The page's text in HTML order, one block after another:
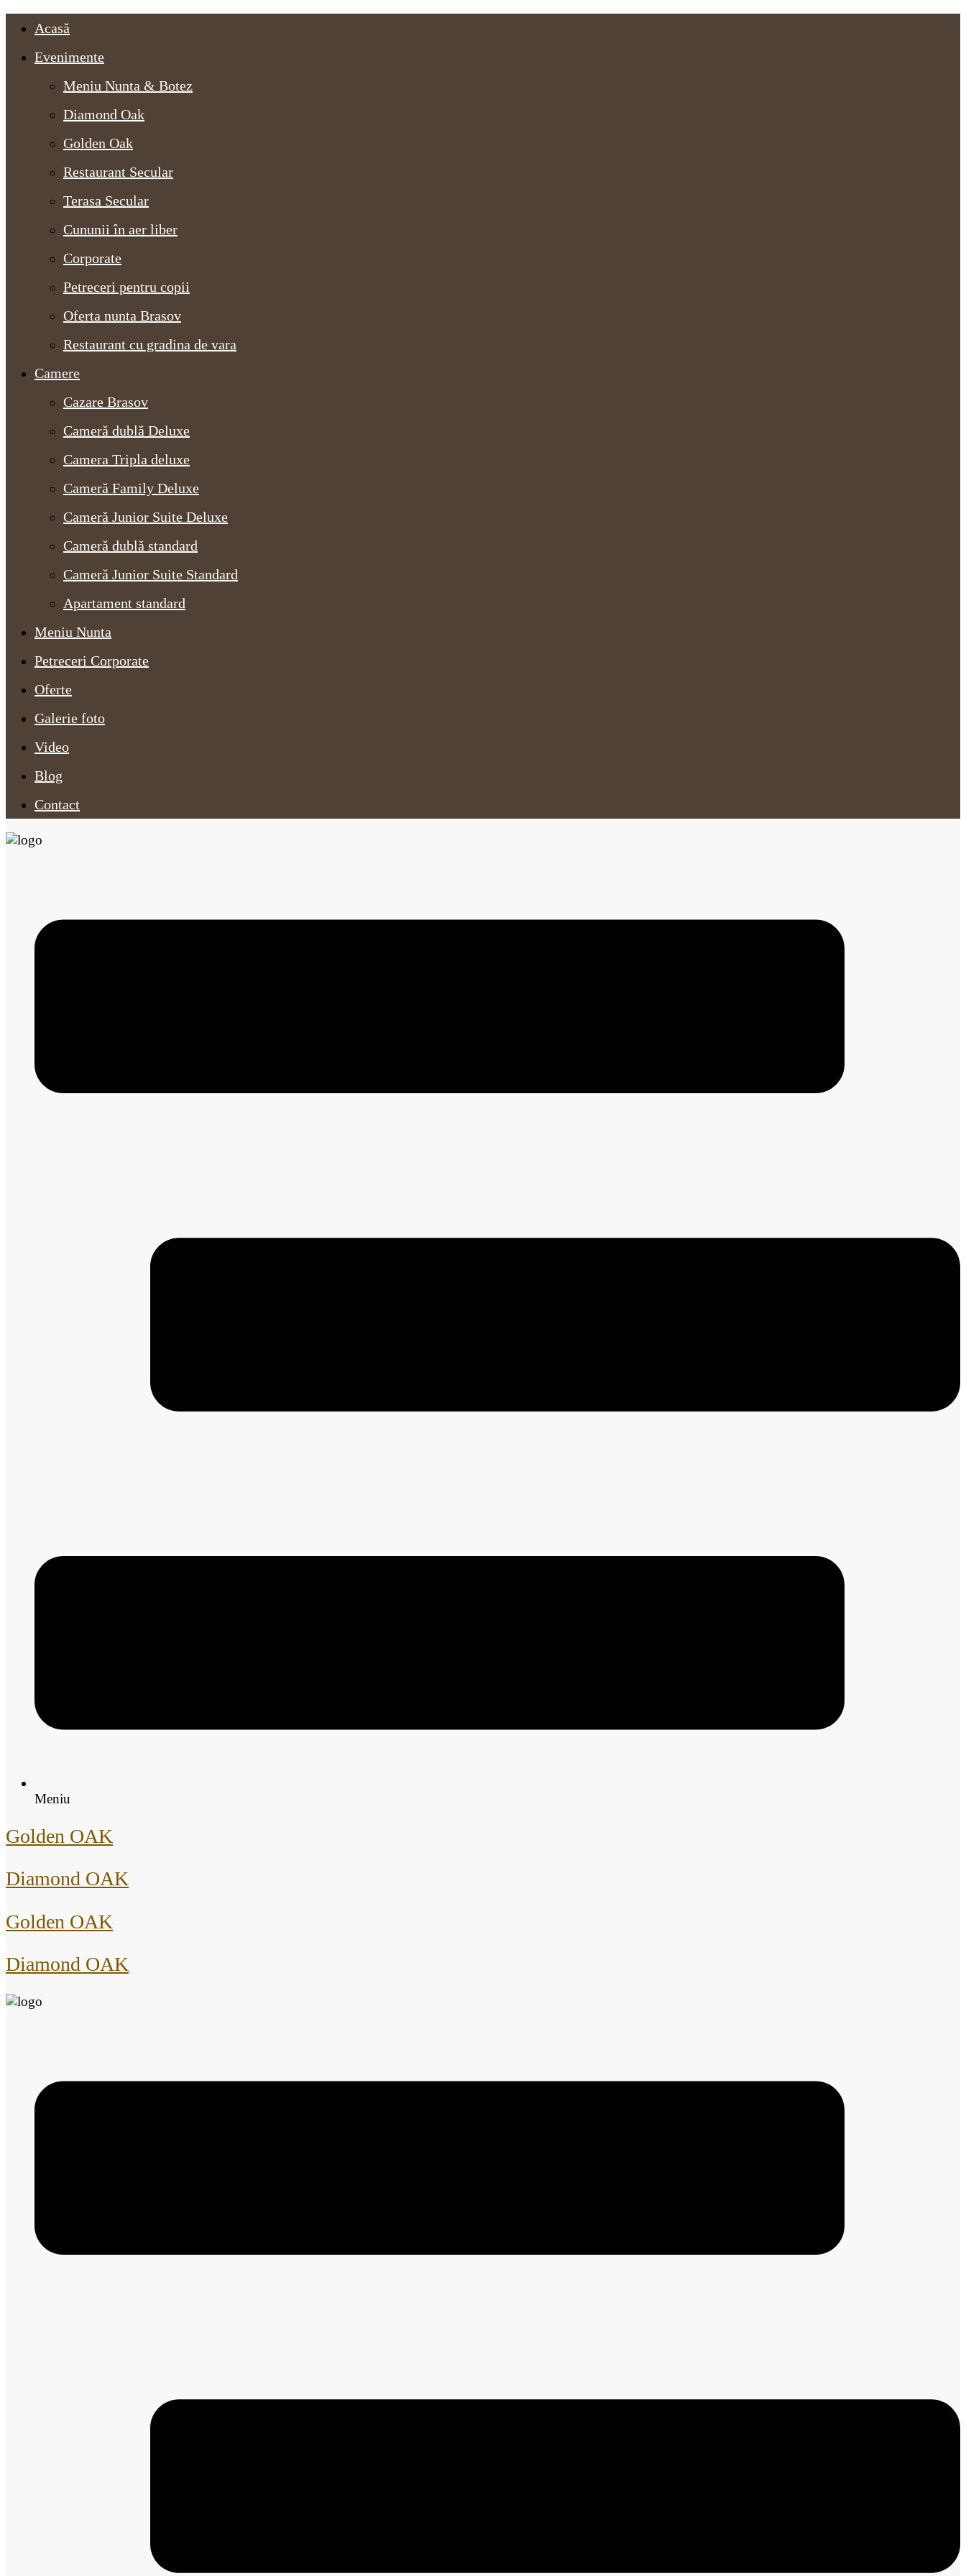
Acasă
Evenimente
Meniu Nunta & Botez
Diamond Oak
Golden Oak
Restaurant Secular
Terasa Secular
Cununii în aer liber
Corporate
Petreceri pentru copii
Oferta nunta Brasov
Restaurant cu gradina de vara
Camere
Cazare Brasov
Cameră dublă Deluxe
Camera Tripla deluxe
Cameră Family Deluxe
Cameră Junior Suite Deluxe
Cameră dublă standard
Cameră Junior Suite Standard
Apartament standard
Meniu Nunta
Petreceri Corporate
Oferte
Galerie foto
Video
Blog
Contact
Meniu
Golden OAK
Diamond OAK
Golden OAK
Diamond OAK